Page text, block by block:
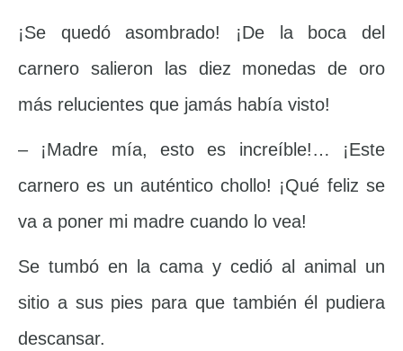
¡Se quedó asombrado! ¡De la boca del
carnero salieron las diez monedas de oro
más relucientes que jamás había visto!
– ¡Madre mía, esto es increíble!… ¡Este
carnero es un auténtico chollo! ¡Qué feliz se
va a poner mi madre cuando lo vea!
Se tumbó en la cama y cedió al animal un
sitio a sus pies para que también él pudiera
descansar.